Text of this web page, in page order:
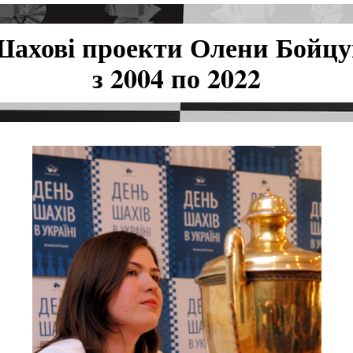
проекти Олени
з 2004 по 2022